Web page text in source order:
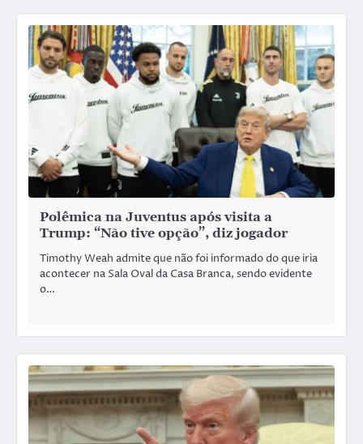
Polêmica na Juventus após visita a
Trump: “Não tive opção”, diz jogador
Timothy Weah admite que não foi informado do que iria
acontecer na Sala Oval da Casa Branca, sendo evidente
o…